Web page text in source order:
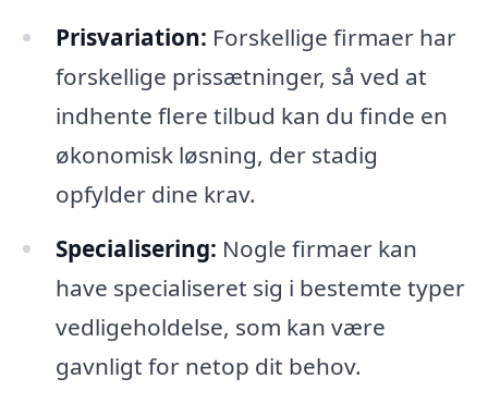
Prisvariation: Forskellige firmaer har
forskellige prissætninger, så ved at
indhente flere tilbud kan du finde en
økonomisk løsning, der stadig
opfylder dine krav.
Specialisering: Nogle firmaer kan
have specialiseret sig i bestemte typer
vedligeholdelse, som kan være
gavnligt for netop dit behov.